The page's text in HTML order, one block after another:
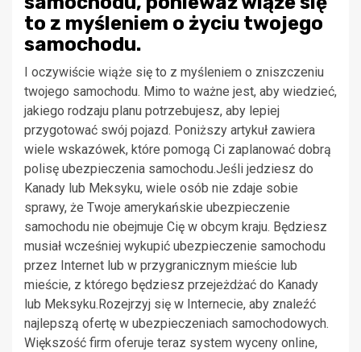
to z myśleniem o życiu twojego
samochodu.
I oczywiście wiąże się to z myśleniem o zniszczeniu
twojego samochodu. Mimo to ważne jest, aby wiedzieć,
jakiego rodzaju planu potrzebujesz, aby lepiej
przygotować swój pojazd. Poniższy artykuł zawiera
wiele wskazówek, które pomogą Ci zaplanować dobrą
polisę ubezpieczenia samochodu.Jeśli jedziesz do
Kanady lub Meksyku, wiele osób nie zdaje sobie
sprawy, że Twoje amerykańskie ubezpieczenie
samochodu nie obejmuje Cię w obcym kraju. Będziesz
musiał wcześniej wykupić ubezpieczenie samochodu
przez Internet lub w przygranicznym mieście lub
mieście, z którego będziesz przejeżdżać do Kanady
lub Meksyku.Rozejrzyj się w Internecie, aby znaleźć
najlepszą ofertę w ubezpieczeniach samochodowych.
Większość firm oferuje teraz system wyceny online,